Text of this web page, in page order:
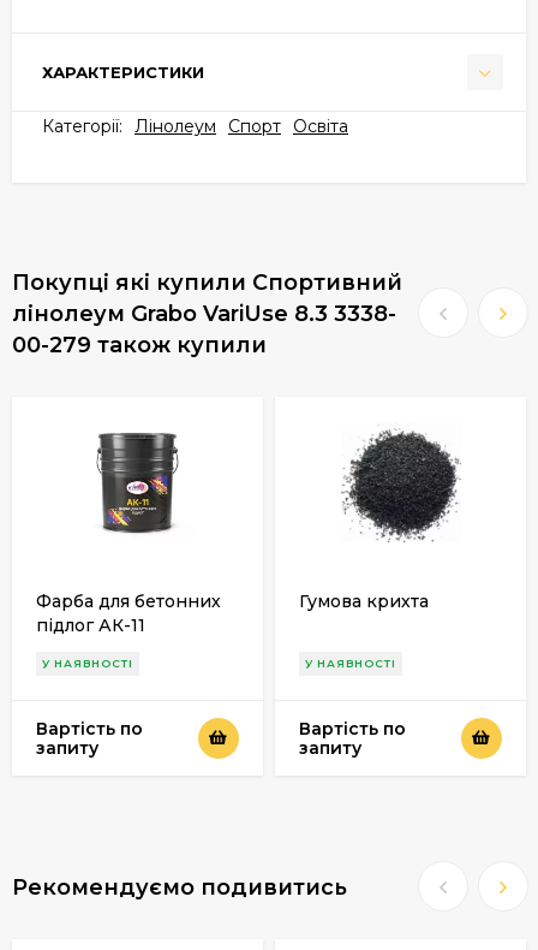
ХАРАКТЕРИСТИКИ
Категорії: Лінолеум Спорт Освіта
Покупці які купили Спортивний
лінолеум Grabo VariUse 8.3 3338-
00-279 також купили
Фарба для бетонних
підлог АК-11
У НАЯВНОСТІ
Вартість по
запиту
Гумова крихта
У НАЯВНОСТІ
Вартість по
запиту
Рекомендуємо подивитись